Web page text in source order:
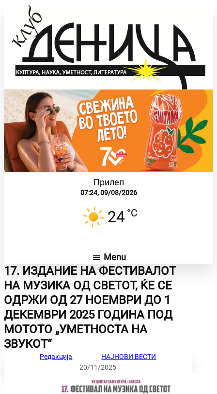
Прилеп
07:24,09/08/2026
24 °C
Menu
17. ИЗДАНИЕ НА ФЕСТИВАЛОТ
НА МУЗИКА ОД СВЕТОТ, ЌЕ СЕ
ОДРЖИ ОД 27 НОЕМВРИ ДО 1
ДЕКЕМВРИ 2025 ГОДИНА ПОД
МОТОТО „УМЕТНОСТА НА
ЗВУКОТ“
Редакција
НАЈНОВИ ВЕСТИ
20/11/2025